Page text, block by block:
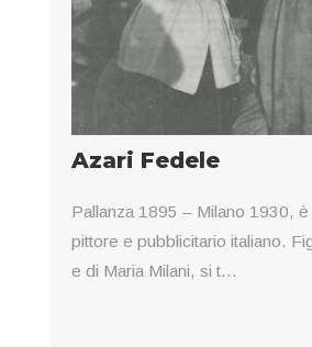
Azari Fedele
Pallanza 1895 – Milano 1930, è
pittore e pubblicitario italiano.
e di Maria Milani, si t...